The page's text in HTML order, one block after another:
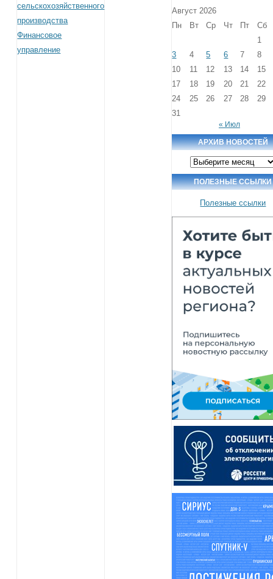
сельскохозяйственного
производства
Финансовое
управление
Август 2026
Пн
Вт Ср Чт Пт
Сб
1
3
4 5 6 7
8
10
11 12 13 14
15
17
18 19 20 21
22
24
25 26 27 28
29
31
« Июл
АРХИВ НОВОСТЕЙ
Архив
новостей
ПОЛЕЗНЫЕ ССЫЛКИ
Полезные ссылки